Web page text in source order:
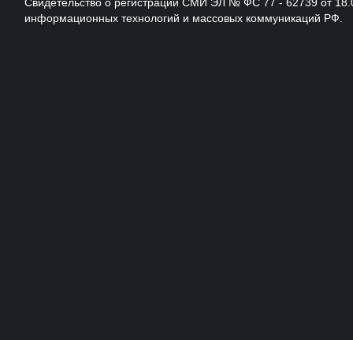
информационных технологий и массовых коммуникаций РФ.